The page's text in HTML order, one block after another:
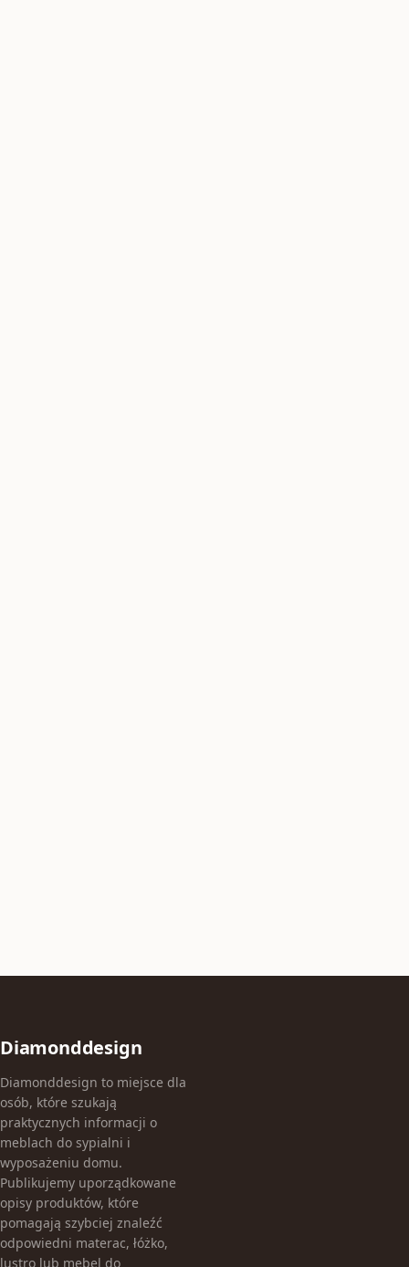
Diamonddesign
Diamonddesign to miejsce dla
osób, które szukają
praktycznych informacji o
meblach do sypialni i
wyposażeniu domu.
Publikujemy uporządkowane
opisy produktów, które
pomagają szybciej znaleźć
odpowiedni materac, łóżko,
lustro lub mebel do